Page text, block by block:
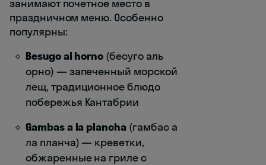
занимают почетное место в
праздничном меню. Особенно
популярны:
Besugo al horno (бесуго аль
орно) — запеченный морской
лещ, традиционное блюдо
побережья Кантабрии
Gambas a la plancha (гамбас а
ла планча) — креветки,
обжаренные на гриле с